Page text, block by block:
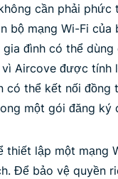
cần phải phức
bộ mạng Wi-Fi của
đình có thể dùng
Aircove được tính
có thể kết nối đồng
một gói đăng ký
thiết lập một mạng
Để bảo vệ quyền